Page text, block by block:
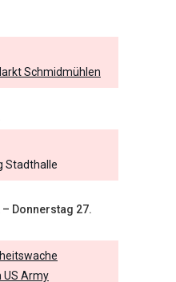
Schmidmühlen
Stadthalle
– Donnerstag 27.
US Army